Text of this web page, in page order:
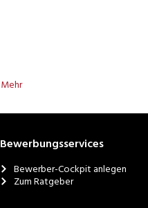
Mehr
Bewerbungsservices
Bewerber-Cockpit anlegen
Zum Ratgeber